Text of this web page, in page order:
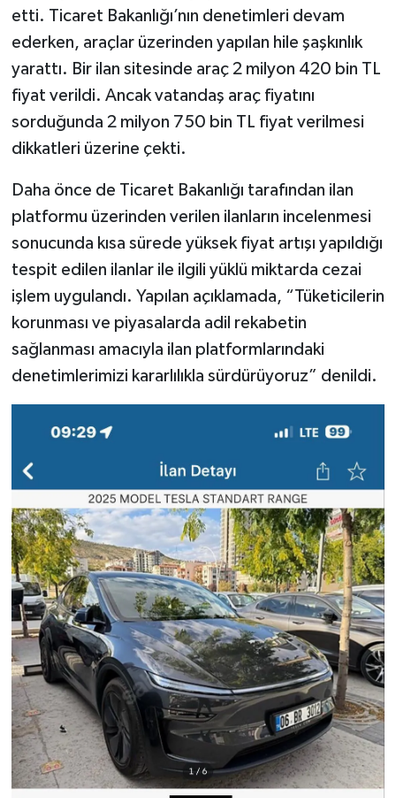
etti. Ticaret Bakanlığı’nın denetimleri devam
ederken, araçlar üzerinden yapılan hile şaşkınlık
yarattı. Bir ilan sitesinde araç 2 milyon 420 bin TL
fiyat verildi. Ancak vatandaş araç fiyatını
sorduğunda 2 milyon 750 bin TL fiyat verilmesi
dikkatleri üzerine çekti.
Daha önce de Ticaret Bakanlığı tarafından ilan
platformu üzerinden verilen ilanların incelenmesi
sonucunda kısa sürede yüksek fiyat artışı yapıldığı
tespit edilen ilanlar ile ilgili yüklü miktarda cezai
işlem uygulandı. Yapılan açıklamada, “Tüketicilerin
korunması ve piyasalarda adil rekabetin
sağlanması amacıyla ilan platformlarındaki
denetimlerimizi kararlılıkla sürdürüyoruz” denildi.